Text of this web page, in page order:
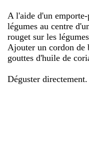
A l'aide d'un
légumes au centre
rouget sur les
Ajouter un cordon de
gouttes d'huile de
Déguster directement.